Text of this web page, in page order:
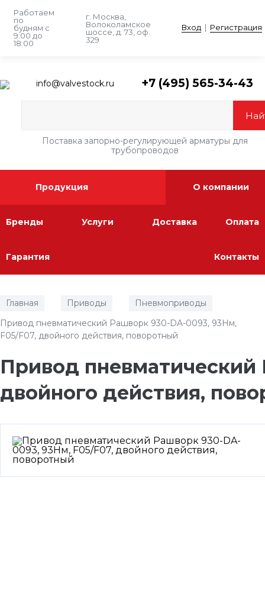
Работаем
по
будням с
9:00 до
18:00
г. Москва,
Волоколамское
шоссе, д. 73, оф.
329
Вход | Регистрация
info@valvestock.ru +7 (495) 565-34-43
Поставка запорно-регулирующей арматуры для
трубопроводов
Продукция О компании
Бренды Услуги Доставка Оплата
Гарантия Контакты
Главная Приводы Пневмоприводы
Привод пневматический Рашворк 930-DA-0093, 93Нм,
F05/F07, двойного действия, поворотный
Привод пневматический
двойного действия,